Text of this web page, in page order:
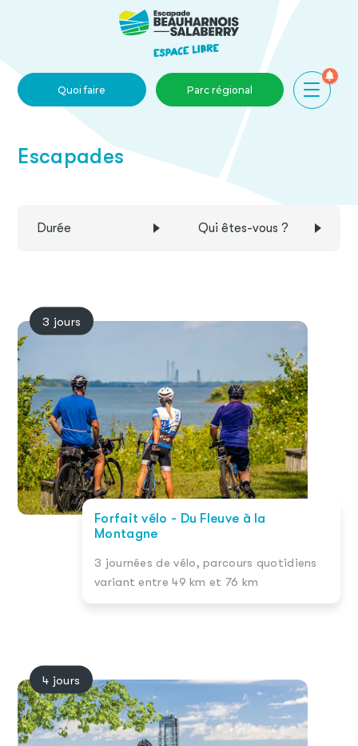
Skip to main content
Quoi faire Parc régional
Escapades
Durée Qui êtes-vous ?
3 jours
Forfait vélo - Du Fleuve à la
Montagne
3 journées de vélo, parcours quotidiens
variant entre 49 km et 76 km
4 jours